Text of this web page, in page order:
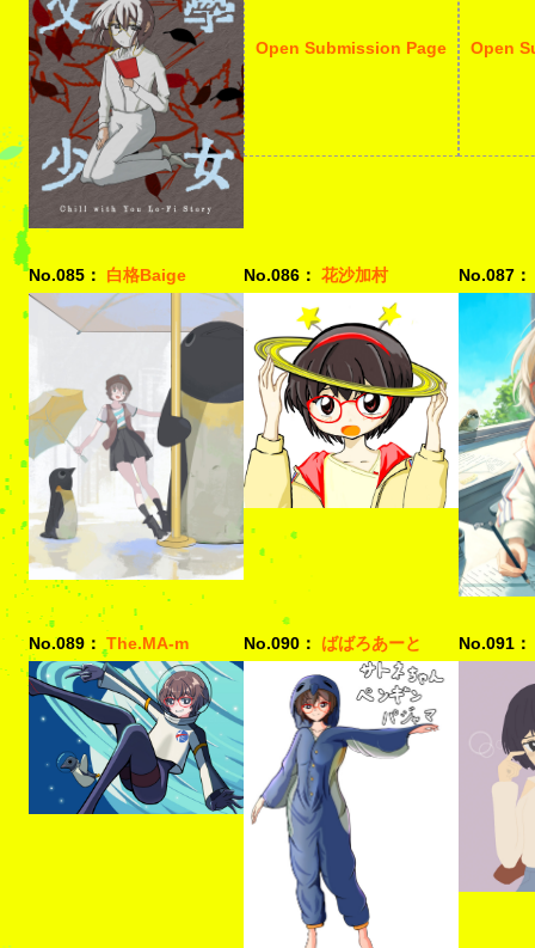
Open Submission Page Open
No.085： 白格Baige No.086： 花沙加村 No.087：
No.089： The.MA-m No.090： ばばろあーと No.091：